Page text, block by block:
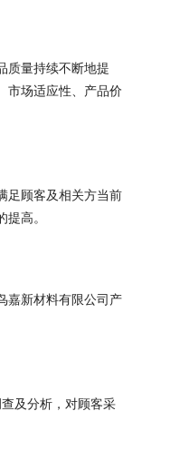
质量持续不断地提
市场适应性、产品价
足顾客及相关方当前
高。
嘉新材料有限公司产
及分析，对顾客采